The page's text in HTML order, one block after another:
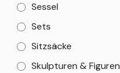
Sessel
Sets
Sitzsäcke
Skulpturen & Figuren